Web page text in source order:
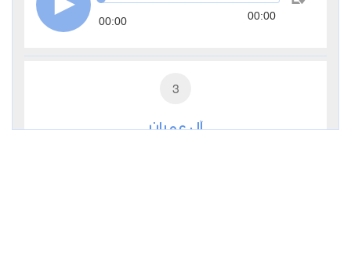
00:00 00:00
3
آل عمران